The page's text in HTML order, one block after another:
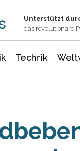
Unterstützt
das revolutionäre
Technik